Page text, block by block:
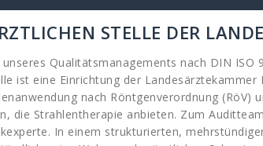
STELLE DER
Qualitätsmanagements nach DIN
ist eine Einrichtung der
nach Röntgenverordnung (RöV)
die Strahlentherapie anbieten. Zum
In einem strukturierten,